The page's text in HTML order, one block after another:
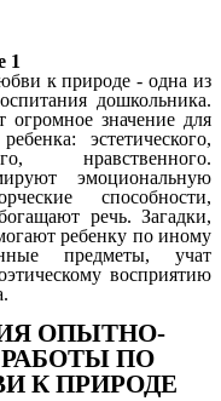
1
к природе - одна из
дошкольника.
значение для
эстетического,
нравственного.
эмоциональную
способности,
речь. Загадки,
ребенку по иному
предметы, учат
восприятию
ОПЫТНО-
ПО
К ПРИРОДЕ